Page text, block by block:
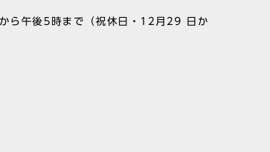
ら午後5時まで（祝休日・12月29 日か